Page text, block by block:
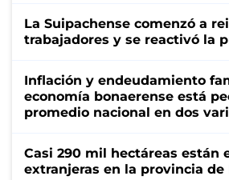
La Suipachense comenzó a
trabajadores y se reactivó la
Inflación y endeudamiento
economía bonaerense está
promedio nacional en dos
Casi 290 mil hectáreas están
extranjeras en la provincia de